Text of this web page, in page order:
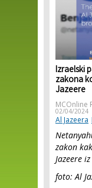
Izraelski
zakona
Jazeere
MCOnline
02/04/2024
Al Jazeera
zakon
Jazeere
foto: Al